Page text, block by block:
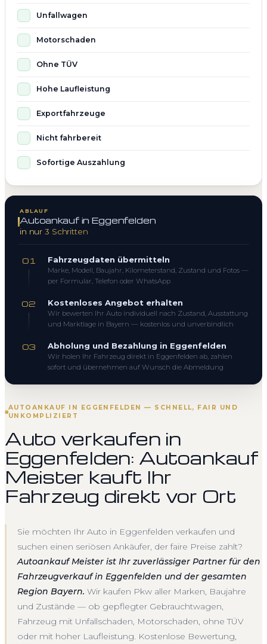
AUTOANKAUF IN EGGENFELDEN — SCHNELL, FAIR UND
UNKOMPLIZIERT
Auto verkaufen in
Eggenfelden: Autoankauf
Meister kauft Ihr
Fahrzeug direkt vor Ort
Sie möchten Ihr Auto in Eggenfelden verkaufen und
suchen einen seriösen Ankäufer, der faire Preise zahlt?
Autoankauf Meister ist Ihr zuverlässiger Partner für den
Fahrzeugverkauf in Eggenfelden und der gesamten
Region Bayern. Wir kaufen Pkw aller Marken, Baujahre
und Zustände — ob gepflegter Gebrauchtwagen,
Fahrzeug mit Unfallschaden, Motorschaden, ohne TÜV
oder mit hoher Laufleistung. Kostenlose Bewertung,
Unfallwagen
Motorschaden
Ohne TÜV
Hohe Laufleistung
Exportfahrzeuge
Nicht fahrbereit
Sofortige Auszahlung
ABLAUF
Autoankauf in Eggenfelden
in nur 3 Schritten
01 Fahrzeugdaten übermitteln
Marke, Modell, Baujahr, Kilometerstand, Zustand und Fotos —
per Formular, Telefon oder WhatsApp
02 Kostenloses Angebot erhalten
Wir bewerten Ihr Auto individuell nach Zustand, Ausstattung
und Marktlage in Bayern — kostenlos und unverbindlich
03 Abholung und Bezahlung in Eggenfelden
Wir holen Ihr Fahrzeug direkt in Eggenfelden ab, zahlen
sofort und übernehmen auf Wunsch die Abmeldung